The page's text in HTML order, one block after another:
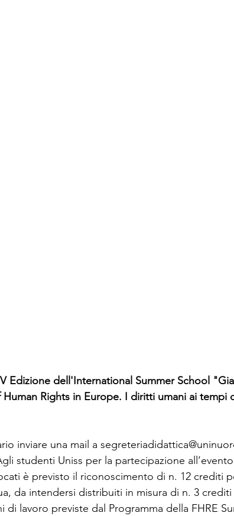
V Edizione dell'International Summer School
Rights in Europe. I diritti umani ai tempi
inviare una mail a
studenti Uniss per la partecipazione
è previsto il riconoscimento di n. 12 crediti
da intendersi distribuiti in misura di n. 3 crediti
lavoro previste dal Programma della FHRE